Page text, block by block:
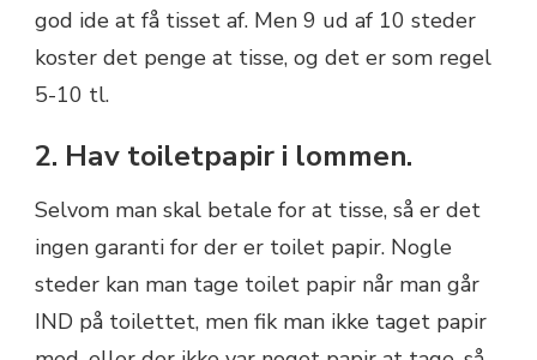
god ide at få tisset af. Men 9 ud af 10 steder
koster det penge at tisse, og det er som regel
5-10 tl.
2. Hav toiletpapir i lommen.
Selvom man skal betale for at tisse, så er det
ingen garanti for der er toilet papir. Nogle
steder kan man tage toilet papir når man går
IND på toilettet, men fik man ikke taget papir